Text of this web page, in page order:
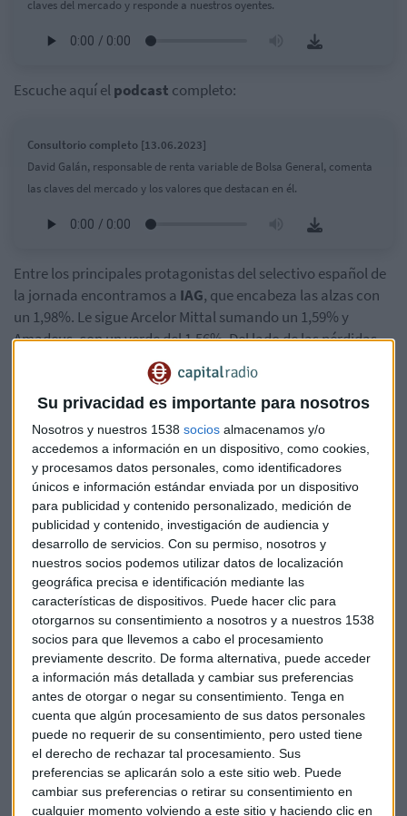
Su privacidad es importante para nosotros
Nosotros y nuestros 1538 socios almacenamos y/o
accedemos a información en un dispositivo, como cookies,
y procesamos datos personales, como identificadores
únicos e información estándar enviada por un dispositivo
para publicidad y contenido personalizado, medición de
publicidad y contenido, investigación de audiencia y
desarrollo de servicios. Con su permiso, nosotros y
nuestros socios podemos utilizar datos de localización
geográfica precisa e identificación mediante las
características de dispositivos. Puede hacer clic para
otorgarnos su consentimiento a nosotros y a nuestros 1538
socios para que llevemos a cabo el procesamiento
previamente descrito. De forma alternativa, puede acceder
a información más detallada y cambiar sus preferencias
antes de otorgar o negar su consentimiento. Tenga en
cuenta que algún procesamiento de sus datos personales
puede no requerir de su consentimiento, pero usted tiene
el derecho de rechazar tal procesamiento. Sus
preferencias se aplicarán solo a este sitio web. Puede
cambiar sus preferencias o retirar su consentimiento en
cualquier momento volviendo a este sitio y haciendo clic en
claves del mercado y responde a nuestros oyentes.
Escuche aquí elpodcast completo:
Consultorio completo [13.06.2023]
David Galán, responsable de renta variable de Bolsa General, comenta
las claves del mercado y los valores que destacan en él.
Entre los principales protagonistas del selectivo español de
la jornada encontramos a IAG, que encabeza las alzas con
un 1,98%. Le sigue Arcelor Mittal sumando un 1,59% y
Amadeus, con un verde del 1,56%. Del lado de las pérdidas,
cae un 2,04%. ACS cae un 1,54% y Endesa se deja un
"Si el inversor quiere ganar dinero en bolsa, que siga un
método", recomienda Galán.
¿Qué le depara aAlmirall?
Hoy el valor farmacéutico español recorta ganancias tras
anunciar la ampliación de capital de 200 millones de euros
pero, a nivel bursátil, no pierde los 8 euros por título.
"Es un valor que tengo vetado para invertir, porque hubo un
par de cosas que ví que no me gustaron", señala y dice: "Ya
son dos veces que después de un rebote te deja un giro",
apunta. Dice que es un valor al que mira con cautela, pero
dice que es algo "muy subjetivo".
"De momento está en tendencia bajista aunque la vela de
hoy, dentro de lo malo, se ha quedado lejos del mínimo",
argumenta Galán. "Resistencia en la media descendiente
con los 8,79", añade. "Hasta ahora se ha perdido un poco el